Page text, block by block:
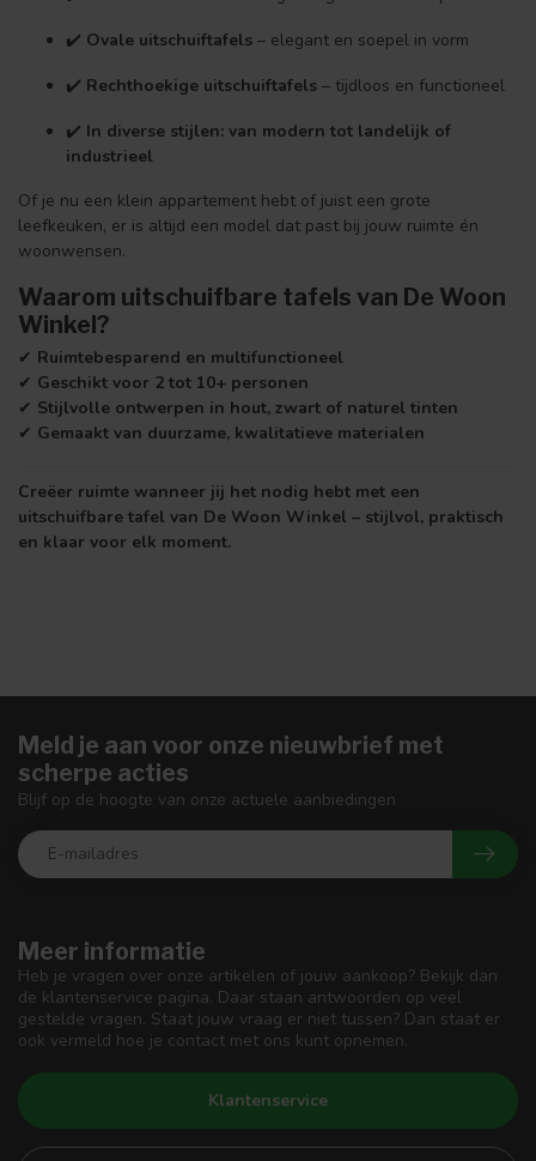
✔️ Ovale uitschuiftafels – elegant en soepel in vorm
✔️ Rechthoekige uitschuiftafels – tijdloos en functioneel
✔️ In diverse stijlen: van modern tot landelijk of
industrieel
Of je nu een klein appartement hebt of juist een grote
leefkeuken, er is altijd een model dat past bij jouw ruimte én
woonwensen.
Waarom uitschuifbare tafels van De Woon
Winkel?
✔ Ruimtebesparend en multifunctioneel
✔ Geschikt voor 2 tot 10+ personen
✔ Stijlvolle ontwerpen in hout, zwart of naturel tinten
✔ Gemaakt van duurzame, kwalitatieve materialen
Creëer ruimte wanneer jij het nodig hebt met een
uitschuifbare tafel van De Woon Winkel – stijlvol, praktisch
en klaar voor elk moment.
Meer informatie
Heb je vragen over onze artikelen of jouw aankoop? Bekijk dan
de klantenservice pagina. Daar staan antwoorden op veel
gestelde vragen. Staat jouw vraag er niet tussen? Dan staat er
ook vermeld hoe je contact met ons kunt opnemen.
Klantenservice
Meld je aan voor onze nieuwbrief met
scherpe acties
Blijf op de hoogte van onze actuele aanbiedingen